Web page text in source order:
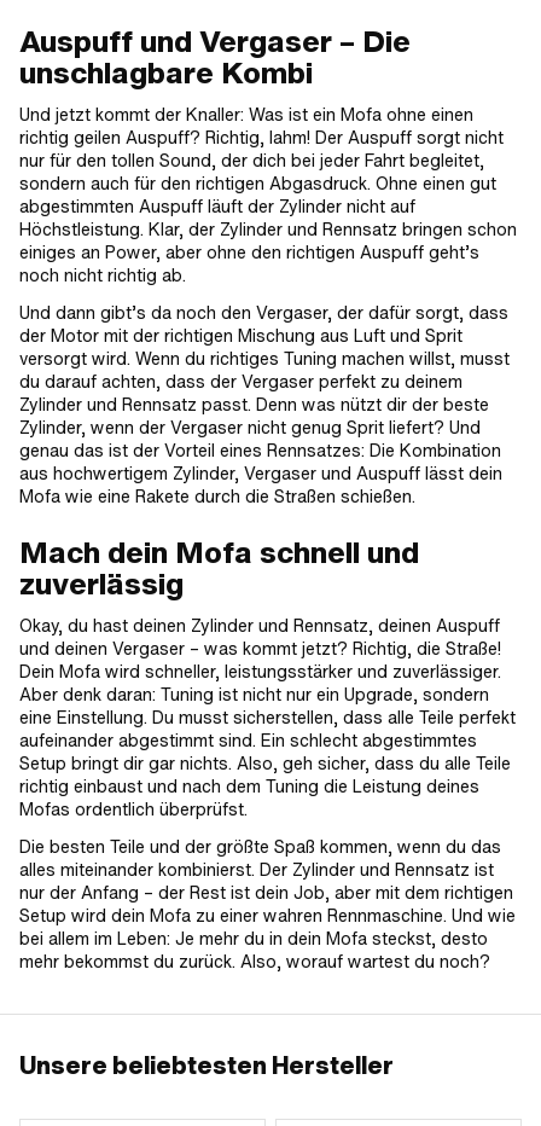
Auspuff und Vergaser – Die
unschlagbare Kombi
Und jetzt kommt der Knaller: Was ist ein Mofa ohne einen
richtig geilen Auspuff? Richtig, lahm! Der Auspuff sorgt nicht
nur für den tollen Sound, der dich bei jeder Fahrt begleitet,
sondern auch für den richtigen Abgasdruck. Ohne einen gut
abgestimmten Auspuff läuft der Zylinder nicht auf
Höchstleistung. Klar, der Zylinder und Rennsatz bringen schon
einiges an Power, aber ohne den richtigen Auspuff geht’s
noch nicht richtig ab.
Und dann gibt’s da noch den Vergaser, der dafür sorgt, dass
der Motor mit der richtigen Mischung aus Luft und Sprit
versorgt wird. Wenn du richtiges Tuning machen willst, musst
du darauf achten, dass der Vergaser perfekt zu deinem
Zylinder und Rennsatz passt. Denn was nützt dir der beste
Zylinder, wenn der Vergaser nicht genug Sprit liefert? Und
genau das ist der Vorteil eines Rennsatzes: Die Kombination
aus hochwertigem Zylinder, Vergaser und Auspuff lässt dein
Mofa wie eine Rakete durch die Straßen schießen.
Mach dein Mofa schnell und
zuverlässig
Okay, du hast deinen Zylinder und Rennsatz, deinen Auspuff
und deinen Vergaser – was kommt jetzt? Richtig, die Straße!
Dein Mofa wird schneller, leistungsstärker und zuverlässiger.
Aber denk daran: Tuning ist nicht nur ein Upgrade, sondern
eine Einstellung. Du musst sicherstellen, dass alle Teile perfekt
aufeinander abgestimmt sind. Ein schlecht abgestimmtes
Setup bringt dir gar nichts. Also, geh sicher, dass du alle Teile
richtig einbaust und nach dem Tuning die Leistung deines
Mofas ordentlich überprüfst.
Die besten Teile und der größte Spaß kommen, wenn du das
alles miteinander kombinierst. Der Zylinder und Rennsatz ist
nur der Anfang – der Rest ist dein Job, aber mit dem richtigen
Setup wird dein Mofa zu einer wahren Rennmaschine. Und wie
bei allem im Leben: Je mehr du in dein Mofa steckst, desto
mehr bekommst du zurück. Also, worauf wartest du noch?
Unsere beliebtesten Hersteller